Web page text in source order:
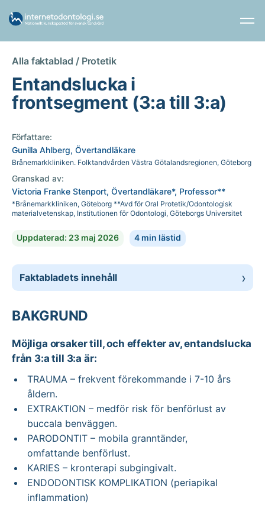
Alla faktablad / Protetik
Entandslucka i
frontsegment (3:a till 3:a)
Författare:
Gunilla Ahlberg, Övertandläkare
Brånemarkkliniken. Folktandvården Västra Götalandsregionen, Göteborg
Granskad av:
Victoria Franke Stenport, Övertandläkare*, Professor**
*Brånemarkkliniken, Göteborg **Avd för Oral Protetik/Odontologisk
materialvetenskap, Institutionen för Odontologi, Göteborgs Universitet
Uppdaterad: 23 maj 2026 4 min lästid
Faktabladets innehåll
BAKGRUND
Möjliga orsaker till, och effekter av, entandslucka
från 3:a till 3:a är:
TRAUMA – frekvent förekommande i 7-10 års
åldern.
EXTRAKTION – medför risk för benförlust av
buccala benväggen.
PARODONTIT – mobila granntänder,
omfattande benförlust.
KARIES – kronterapi subgingivalt.
ENDODONTISK KOMPLIKATION (periapikal
inflammation)